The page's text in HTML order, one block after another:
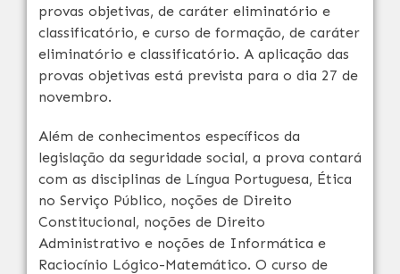
provas objetivas, de caráter eliminatório e
classificatório, e curso de formação, de caráter
eliminatório e classificatório. A aplicação das
provas objetivas está prevista para o dia 27 de
novembro.
Além de conhecimentos específicos da
legislação da seguridade social, a prova contará
com as disciplinas de Língua Portuguesa, Ética
no Serviço Público, noções de Direito
Constitucional, noções de Direito
Administrativo e noções de Informática e
Raciocínio Lógico-Matemático. O curso de